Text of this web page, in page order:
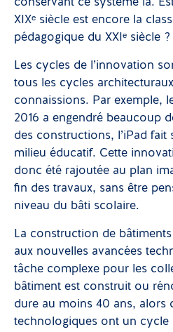
conservant ce système là.
XIXᵉ siècle est encore la
pédagogique du XXIᵉ siècle ?
Les cycles de l’innovation
tous les cycles
connaissions. Par exemple,
2016 a engendré beaucoup
des constructions, l’iPad
milieu éducatif. Cette
donc été rajoutée au plan
fin des travaux, sans être
niveau du bâti scolaire.
La construction de
aux nouvelles avancées
tâche complexe pour les
bâtiment est construit ou
dure au moins 40 ans, alors
technologiques ont un